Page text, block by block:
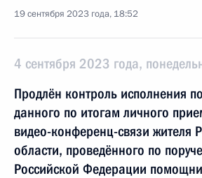
19 сентября 2023 года, 18:52
4 сентября 2023 года,
Продлён контроль исполнения
данного по итогам личного
видео-конференц-связи жителя
области, проведённого по
Российской Федерации